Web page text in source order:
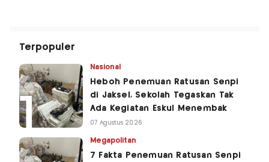
Terpopuler
Nasional
Heboh Penemuan Ratusan Senpi
di Jaksel, Sekolah Tegaskan Tak
Ada Kegiatan Eskul Menembak
07 Agustus 2026
Megapolitan
7 Fakta Penemuan Ratusan Senpi